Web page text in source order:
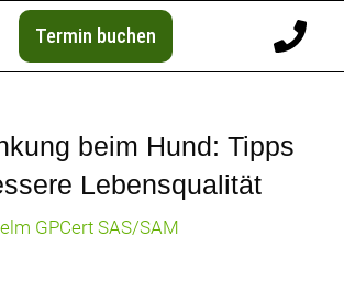
Termin buchen
beim Hund: Tipps
Lebensqualität
GPCert SAS/SAM